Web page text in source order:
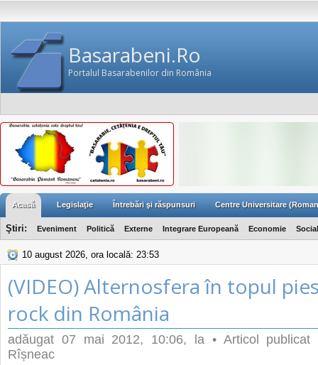
Basarabeni.Ro
Portalul Basarabenilor din România
Acasă Legislaţie Întrebări şi răspunsuri Centre Universitare
Ştiri: Eveniment Politică Externe Integrare Europeană Economie Social
10 august 2026, ora locală: 23:53
(VIDEO) Alternosfera în topul
rock din România
adăugat 07 mai 2012, 10:06, la • Articol publicat
Rîșneac